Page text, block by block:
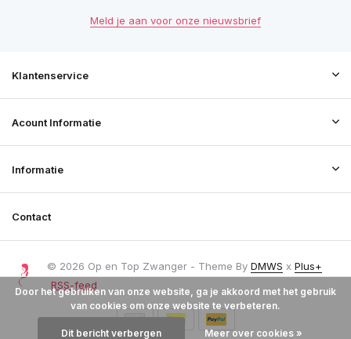
Meld je aan voor onze nieuwsbrief
Klantenservice
Acount Informatie
Informatie
Contact
© 2026 Op en Top Zwanger - Theme By DMWS x Plus+
RSS-feed
Door het gebruiken van onze website, ga je akkoord met het gebruik
van cookies om onze website te verbeteren.
Dit bericht verbergen Meer over cookies »